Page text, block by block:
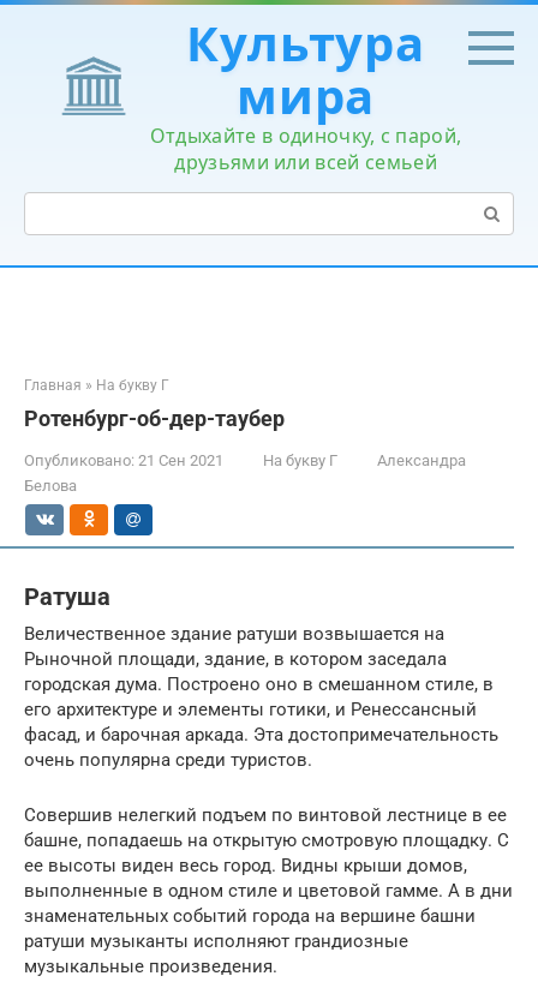
Перейти
контенту
Культура
мира
Отдыхайте в одиночку, с парой,
друзьями или всей семьей
Поиск:
Главная » На букву Г
Ротенбург-об-дер-таубер
Опубликовано: 21 Сен 2021 На букву Г
Александра
Белова
Ратуша
Величественное здание ратуши возвышается на
Рыночной площади, здание, в котором заседала
городская дума. Построено оно в смешанном стиле, в
его архитектуре и элементы готики, и Ренессансный
фасад, и барочная аркада. Эта достопримечательность
очень популярна среди туристов.
Совершив нелегкий подъем по винтовой лестнице в ее
башне, попадаешь на открытую смотровую площадку. С
ее высоты виден весь город. Видны крыши домов,
выполненные в одном стиле и цветовой гамме. А в дни
знаменательных событий города на вершине башни
ратуши музыканты исполняют грандиозные
музыкальные произведения.